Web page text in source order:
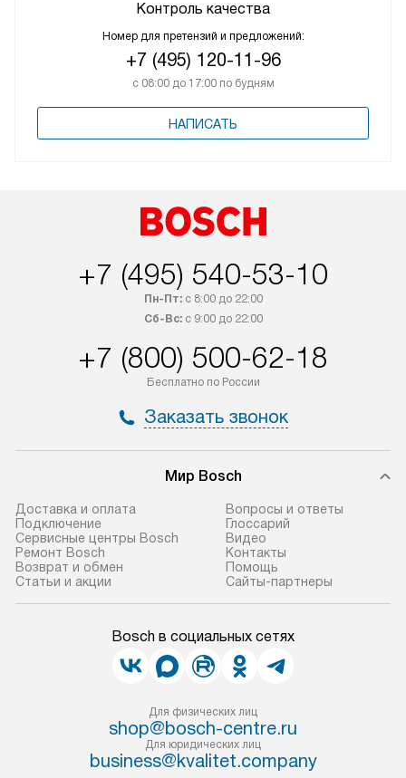
Контроль качества
Номер для претензий и предложений:
+7 (495) 120-11-96
с 08:00 до 17:00 по будням
НАПИСАТЬ
+7 (495) 540-53-10
Пн-Пт:с 8:00 до 22:00
Сб-Вс:с 9:00 до 22:00
+7 (800) 500-62-18
Бесплатно по России
Заказать звонок
Мир Bosch
Доставка и оплата
Подключение
Сервисные центры Bosch
Ремонт Bosch
Возврат и обмен
Статьи и акции
Вопросы и ответы
Глоссарий
Видео
Контакты
Помощь
Сайты-партнеры
Bosch в социальных сетях
Для физических лиц
shop@bosch-centre.ru
Для юридических лиц
business@kvalitet.company